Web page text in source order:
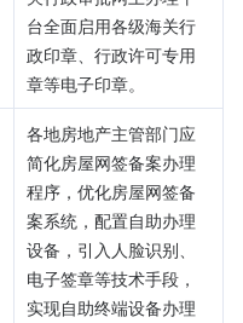
台全面启用各级海关行
政印章、行政许可专用
章等电子印章。
各地房地产主管部门应
简化房屋网签备案办理
程序，优化房屋网签备
案系统，配置自助办理
设备，引入人脸识别、
电子签章等技术手段，
实现自助终端设备办理